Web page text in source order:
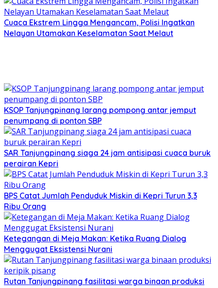
Cuaca Ekstrem Lingga Mengancam, Polisi Ingatkan
Nelayan Utamakan Keselamatan Saat Melaut
KSOP Tanjungpinang larang pompong antar jemput
penumpang di ponton SBP
SAR Tanjungpinang siaga 24 jam antisipasi cuaca buruk
perairan Kepri
BPS Catat Jumlah Penduduk Miskin di Kepri Turun 3,3
Ribu Orang
Ketegangan di Meja Makan: Ketika Ruang Dialog
Menggugat Eksistensi Nurani
Rutan Tanjungpinang fasilitasi warga binaan produksi